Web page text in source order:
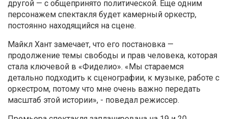
другой — с общепринято политической. Еще одним
персонажем спектакля будет камерный оркестр,
постоянно находящийся на сцене.
Майкл Хант замечает, что его постановка —
продолжение темы свободы и прав человека, которая
стала ключевой в «Фиделио». «Мы стараемся
детально подходить к сценографии, к музыке, работе с
оркестром, потому что мне очень важно передать
масштаб этой истории», - поведал режиссер.